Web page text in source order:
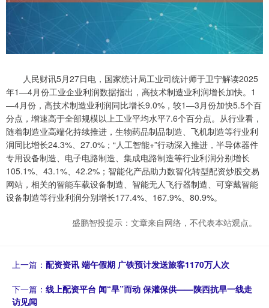
人民财讯5月27日电，国家统计局工业司统计师于卫宁解读2025
年1—4月份工业企业利润数据指出，高技术制造业利润增长加快。1
—4月份，高技术制造业利润同比增长9.0%，较1—3月份加快5.5个百
分点，增速高于全部规模以上工业平均水平7.6个百分点。从行业看，
随着制造业高端化持续推进，生物药品制品制造、飞机制造等行业利
润同比增长24.3%、27.0%；“人工智能+”行动深入推进，半导体器件
专用设备制造、电子电路制造、集成电路制造等行业利润分别增长
105.1%、43.1%、42.2%；智能化产品助力数智化转型配资炒股交易
网站，相关的智能车载设备制造、智能无人飞行器制造、可穿戴智能
设备制造等行业利润分别增长177.4%、167.9%、80.9%。
盛鹏智投提示：文章来自网络，不代表本站观点。
上一篇： 配资资讯 端午假期 广铁预计发送旅客1170万人次
下一篇： 线上配资平台 闻“旱”而动 保灌保供——陕西抗旱一线走
访见闻